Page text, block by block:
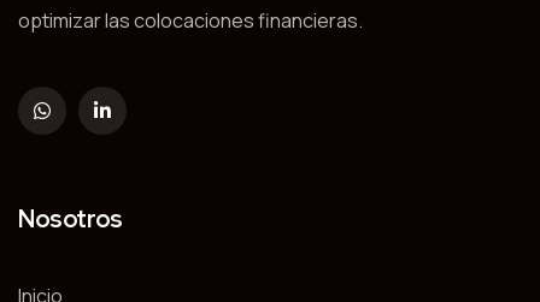
optimizar las colocaciones financieras.
Nosotros
Inicio